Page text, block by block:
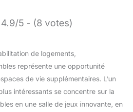
4.9/5 - (8 votes)
de logements,
représente une opportunité
de vie supplémentaires. L’un
intéressants se concentre sur la
en une salle de jeux innovante, en